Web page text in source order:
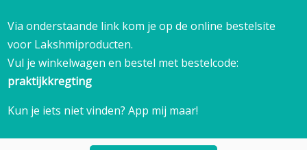
Via onderstaande link kom je op de online bestelsite
voor Lakshmiproducten.
Vul je winkelwagen en bestel met bestelcode:
praktijkkregting
Kun je iets niet vinden? App mij maar!